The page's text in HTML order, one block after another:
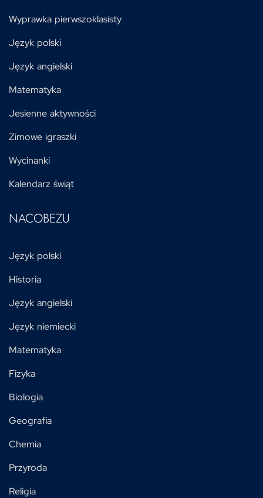
Wyprawka pierwszoklasisty
Język polski
Język angielski
Matematyka
Jesienne aktywności
Zimowe igraszki
Wycinanki
Kalendarz świąt
NACOBEZU
Język polski
Historia
Język angielski
Język niemiecki
Matematyka
Fizyka
Biologia
Geografia
Chemia
Przyroda
Religia